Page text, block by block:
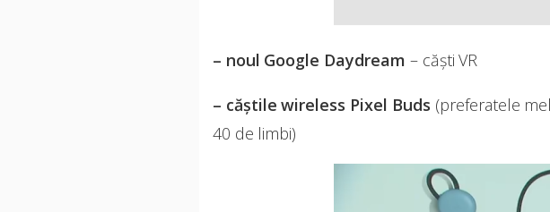
– noul Google Daydream – căști VR
– căștile wireless Pixel Buds (preferatele
40 de limbi)